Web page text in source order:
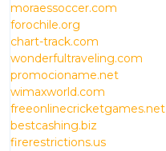
moraessoccer.com
forochile.org
chart-track.com
wonderfultraveling.com
promocioname.net
wimaxworld.com
freeonlinecricketgames.net
bestcashing.biz
firerestrictions.us